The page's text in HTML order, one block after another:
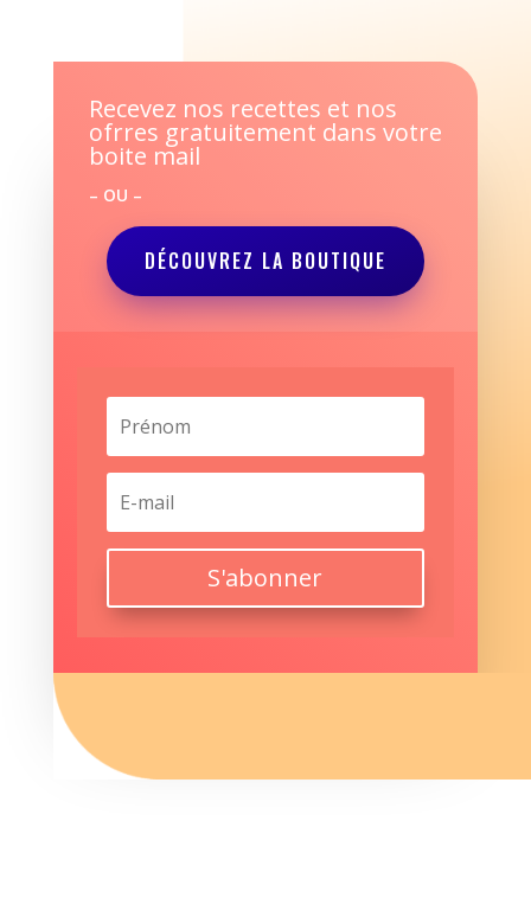
Recevez nos recettes et nos
ofrres gratuitement dans votre
boite mail
– OU –
DÉCOUVREZ LA BOUTIQUE
S'abonner